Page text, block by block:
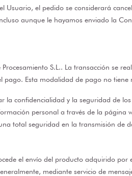
el pedido se considerará
aunque le hayamos enviado la
S.L.. La transacción se
Esta modalidad de pago no tiene
la confidencialidad y la seguridad de
personal a través de la
total seguridad en la transmisión de
el envío del producto adquirido
mediante servicio de